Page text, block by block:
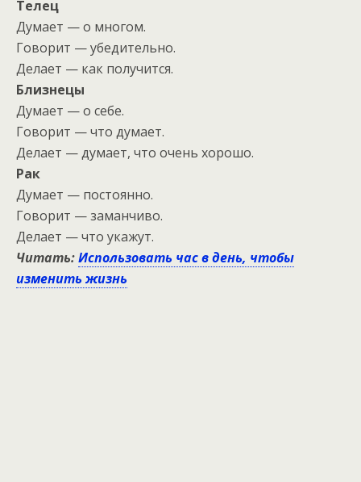
Телец
Думает — о многом.
Говорит — убедительно.
Делает — как получится.
Близнецы
Думает — о себе.
Говорит — что думает.
Делает — думает, что очень хорошо.
Рак
Думает — постоянно.
Говорит — заманчиво.
Делает — что укажут.
Читать:Использовать час в день, чтобы
изменить жизнь